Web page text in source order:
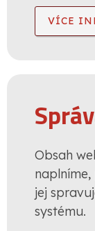
VÍCE
Obsah
jej
systému.